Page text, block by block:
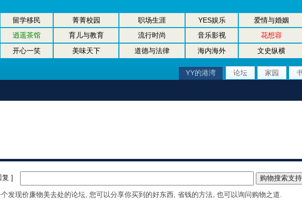
留学移民 菁菁校园 职场生涯 YES娱乐 爱情与婚姻
逍遥茶馆 育儿与教育 流行时尚 音乐影视 花想容
开心一笑 美味天下 道德与法律 海内海外 文史纵横
YY的港湾 论坛 家园
]
发现价廉物美去处的论坛, 您可以分享你买到的好东西, 省钱的方法, 也可以询问购物之道.